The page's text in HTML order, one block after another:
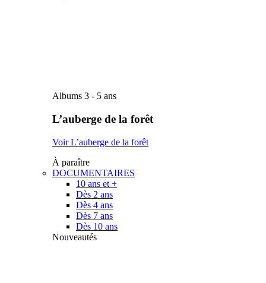
Albums 3 - 5 ans
L’auberge de la forêt
Voir L’auberge de la forêt
À paraître
DOCUMENTAIRES
10 ans et +
Dès 2 ans
Dès 4 ans
Dès 7 ans
Dès 10 ans
Nouveautés